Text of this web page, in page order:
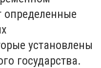
определенные
установлены
государства.